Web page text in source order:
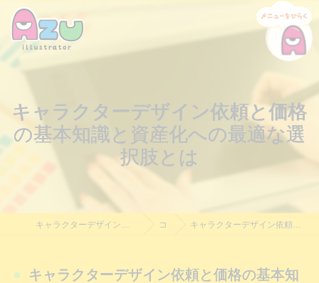
キャラクターデザイン依頼と価格
の基本知識と資産化への最適な選
択肢とは
コラム キャラクターデザイン依頼と価格の基本知識と資産化への最適な選択肢とは
キャラクターデザイン依頼と価格の基本知